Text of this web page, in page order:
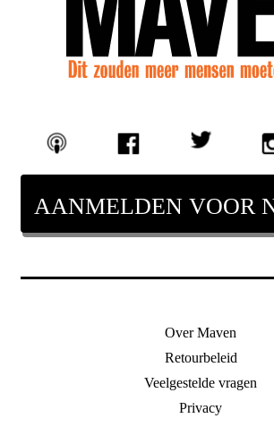
Over Maven
Retourbeleid
Veelgestelde vragen
Privacy